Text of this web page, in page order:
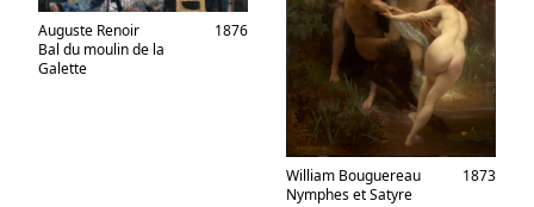
Auguste Renoir
Bal du moulin de la
Galette
1876
William Bouguereau
Nymphes et Satyre
1873